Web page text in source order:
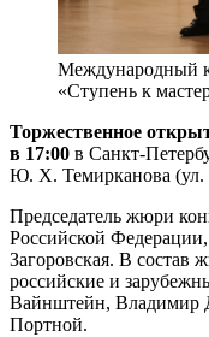
Международный
«Ступень к
Торжественное
в 17:00 в Санкт-
Ю. Х. Темирканова (ул.
Председатель жюри
Российской
Загоровская. В
российские и
Вайнштейн, Владимир
Портной.